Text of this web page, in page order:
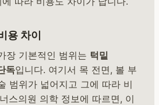
용 차이
장 기본적인 범위는 턱밑
독입니다. 여기서 목 전면, 볼 부
범위가 넓어지고 그에 따라 비
스의원 의학 정보에 따르면, 이